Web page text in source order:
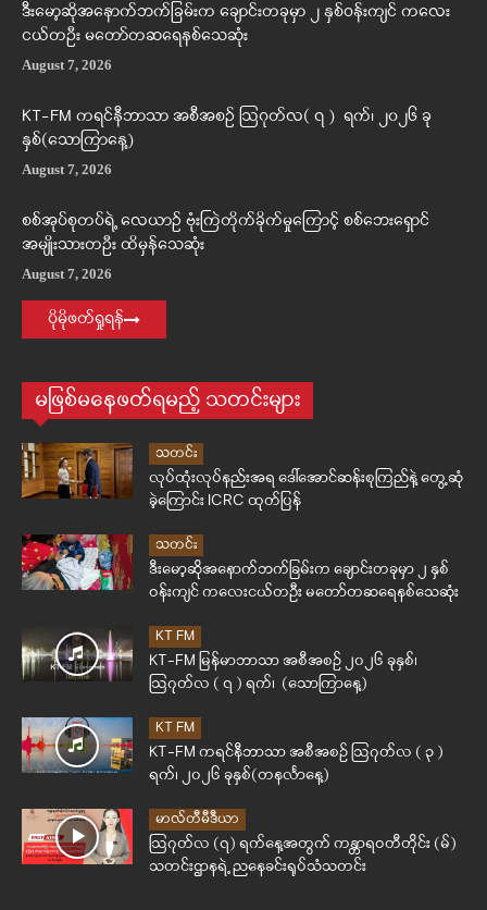
ဒီးမော့ဆိုအနောက်ဘက်ခြမ်းက ချောင်းတခုမှာ ၂ နှစ်ဝန်းကျင် ကလေး
ငယ်တဦး မတော်တဆရေနစ်သေဆုံး
August 7, 2026
KT-FM ကရင်နီဘာသာ အစီအစဉ် ဩဂုတ်လ( ၇ ) ရက်၊ ၂၀၂၆ ခု
နှစ်(သောကြာနေ့)
August 7, 2026
စစ်အုပ်စုတပ်ရဲ့ လေယာဉ် ဗုံးကြဲတိုက်ခိုက်မှုကြောင့် စစ်ဘေးရှောင်
အမျိုးသားတဦး ထိမှန်သေဆုံး
August 7, 2026
ပိုမိုဖတ်ရှုရန်
မဖြစ်မနေဖတ်ရမည့် သတင်းများ
သတင်း
လုပ်ထုံးလုပ်နည်းအရ ဒေါ်အောင်ဆန်းစုကြည်နဲ့ တွေ့ဆုံ
ခဲ့ကြောင်း ICRC ထုတ်ပြန်
သတင်း
ဒီးမော့ဆိုအနောက်ဘက်ခြမ်းက ချောင်းတခုမှာ ၂ နှစ်
ဝန်းကျင် ကလေးငယ်တဦး မတော်တဆရေနစ်သေဆုံး
KT FM
KT-FM မြန်မာဘာသာ အစီအစဉ် ၂၀၂၆ ခုနှစ်၊
ဩဂုတ်လ ( ၇ ) ရက်၊ (သောကြာနေ့)
KT FM
KT-FM ကရင်နီဘာသာ အစီအစဉ် ဩဂုတ်လ ( ၃ )
ရက်၊ ၂၀၂၆ ခုနှစ်(တနင်္လာနေ့)
မာလ်တီမီဒီယာ
ဩဂုတ်လ (၇) ရက်နေ့အတွက် ကန္တာရဝတီတိုင်း (မ်)
သတင်းဌာနရဲ့ ညနေခင်းရုပ်သံသတင်း